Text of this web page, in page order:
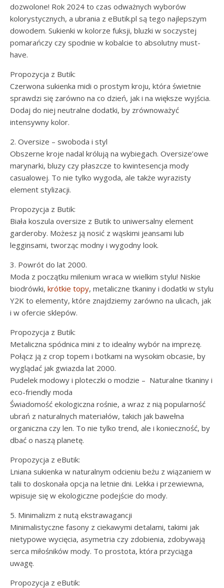
dozwolone! Rok 2024 to czas odważnych wyborów
kolorystycznych, a ubrania z eButik.pl są tego najlepszym
dowodem. Sukienki w kolorze fuksji, bluzki w soczystej
pomarańczy czy spodnie w kobalcie to absolutny must-
have.
Propozycja z Butik:
Czerwona sukienka midi o prostym kroju, która świetnie
sprawdzi się zarówno na co dzień, jak i na większe wyjścia.
Dodaj do niej neutralne dodatki, by zrównoważyć
intensywny kolor.
2. Oversize – swoboda i styl
Obszerne kroje nadal królują na wybiegach. Oversize’owe
marynarki, bluzy czy płaszcze to kwintesencja mody
casualowej. To nie tylko wygoda, ale także wyrazisty
element stylizacji.
Propozycja z Butik:
Biała koszula oversize z Butik to uniwersalny element
garderoby. Możesz ją nosić z wąskimi jeansami lub
legginsami, tworząc modny i wygodny look.
3. Powrót do lat 2000.
Moda z początku milenium wraca w wielkim stylu! Niskie
biodrówki, krótkie topy, metaliczne tkaniny i dodatki w stylu
Y2K to elementy, które znajdziemy zarówno na ulicach, jak
i w ofercie sklepów.
Propozycja z Butik:
Metaliczna spódnica mini z to idealny wybór na imprezę.
Połącz ją z crop topem i botkami na wysokim obcasie, by
wyglądać jak gwiazda lat 2000.
Pudelek modowy i ploteczki o modzie – Naturalne tkaniny i
eco-friendly moda
Świadomość ekologiczna rośnie, a wraz z nią popularność
ubrań z naturalnych materiałów, takich jak bawełna
organiczna czy len. To nie tylko trend, ale i konieczność, by
dbać o naszą planetę.
Propozycja z eButik:
Lniana sukienka w naturalnym odcieniu beżu z wiązaniem w
talii to doskonała opcja na letnie dni. Lekka i przewiewna,
wpisuje się w ekologiczne podejście do mody.
5. Minimalizm z nutą ekstrawagancji
Minimalistyczne fasony z ciekawymi detalami, takimi jak
nietypowe wycięcia, asymetria czy zdobienia, zdobywają
serca miłośników mody. To prostota, która przyciąga
uwagę.
Propozycja z eButik: